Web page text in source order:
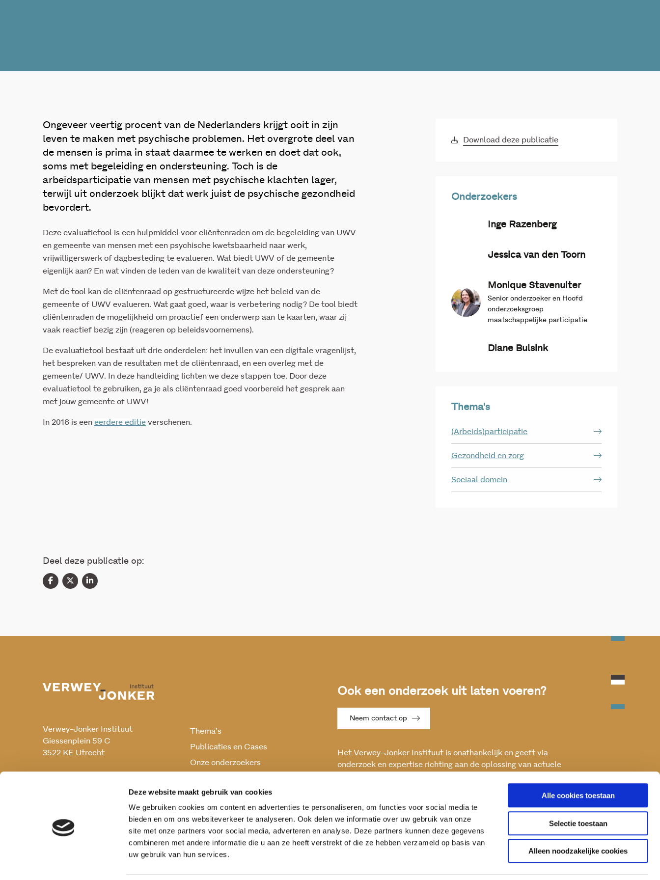
Deze website maakt gebruik van cookies
We gebruiken cookies om content en advertenties te personaliseren, om functies voor social media te
bieden en om ons websiteverkeer te analyseren. Ook delen we informatie over uw gebruik van onze
site met onze partners voor social media, adverteren en analyse. Deze partners kunnen deze gegevens
combineren met andere informatie die u aan ze heeft verstrekt of die ze hebben verzameld op basis van
uw gebruik van hun services.
Alle cookies toestaan
Selectie toestaan
Alleen noodzakelijke cookies
Ongeveer veertig procent van de Nederlanders krijgt ooit in zijn
leven te maken met psychische problemen. Het overgrote deel van
de mensen is prima in staat daarmee te werken en doet dat ook,
soms met begeleiding en ondersteuning. Toch is de
arbeidsparticipatie van mensen met psychische klachten lager,
terwijl uit onderzoek blijkt dat werk juist de psychische gezondheid
bevordert.
Deze evaluatietool is een hulpmiddel voor cliëntenraden om de begeleiding van UWV
en gemeente van mensen met een psychische kwetsbaarheid naar werk,
vrijwilligerswerk of dagbesteding te evalueren. Wat biedt UWV of de gemeente
eigenlijk aan? En wat vinden de leden van de kwaliteit van deze ondersteuning?
Met de tool kan de cliëntenraad op gestructureerde wijze het beleid van de
gemeente of UWV evalueren. Wat gaat goed, waar is verbetering nodig? De tool biedt
cliëntenraden de mogelijkheid om proactief een onderwerp aan te kaarten, waar zij
vaak reactief bezig zijn (reageren op beleidsvoornemens).
De evaluatietool bestaat uit drie onderdelen: het invullen van een digitale vragenlijst,
het bespreken van de resultaten met de cliëntenraad, en een overleg met de
gemeente/ UWV. In deze handleiding lichten we deze stappen toe. Door deze
evaluatietool te gebruiken, ga je als cliëntenraad goed voorbereid het gesprek aan
met jouw gemeente of UWV!
In 2016 is een eerdere editie verschenen.
Download deze publicatie
Onderzoekers
Inge Razenberg
Jessica van den Toorn
Monique Stavenuiter
Senior onderzoeker en Hoofd
onderzoeksgroep
maatschappelijke participatie
Diane Bulsink
Thema's
(Arbeids)participatie
Gezondheid en zorg
Sociaal domein
Deel deze publicatie op:
Verwey-Jonker Instituut
Giessenplein 59 C
3522 KE Utrecht
Thema’s
Publicaties en Cases
Onze onderzoekers
Ook een onderzoek uit laten voeren?
Neem contact op
Het Verwey-Jonker Instituut is onafhankelijk en geeft via
onderzoek en expertise richting aan de oplossing van actuele